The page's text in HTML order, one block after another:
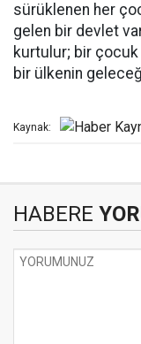
sürüklenen her
gelen bir devlet
kurtulur; bir
bir ülkenin
Kaynak:
HABERE